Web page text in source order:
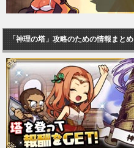
「神理の塔」攻略のための情報まとめ